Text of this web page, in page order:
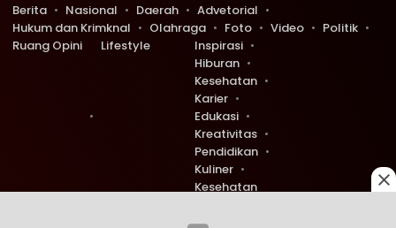
Berita Nasional Daerah
Advetorial
Hukum dan Krimknal
Olahraga Foto Video
Politik
Ruang Opini
Lifestyle
Inspirasi
Hiburan
Kesehatan
Karier
Edukasi
Kreativitas
Pendidikan
Kuliner
Kesehatan